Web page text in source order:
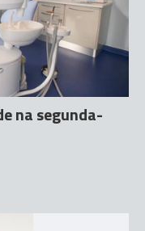
na segunda-